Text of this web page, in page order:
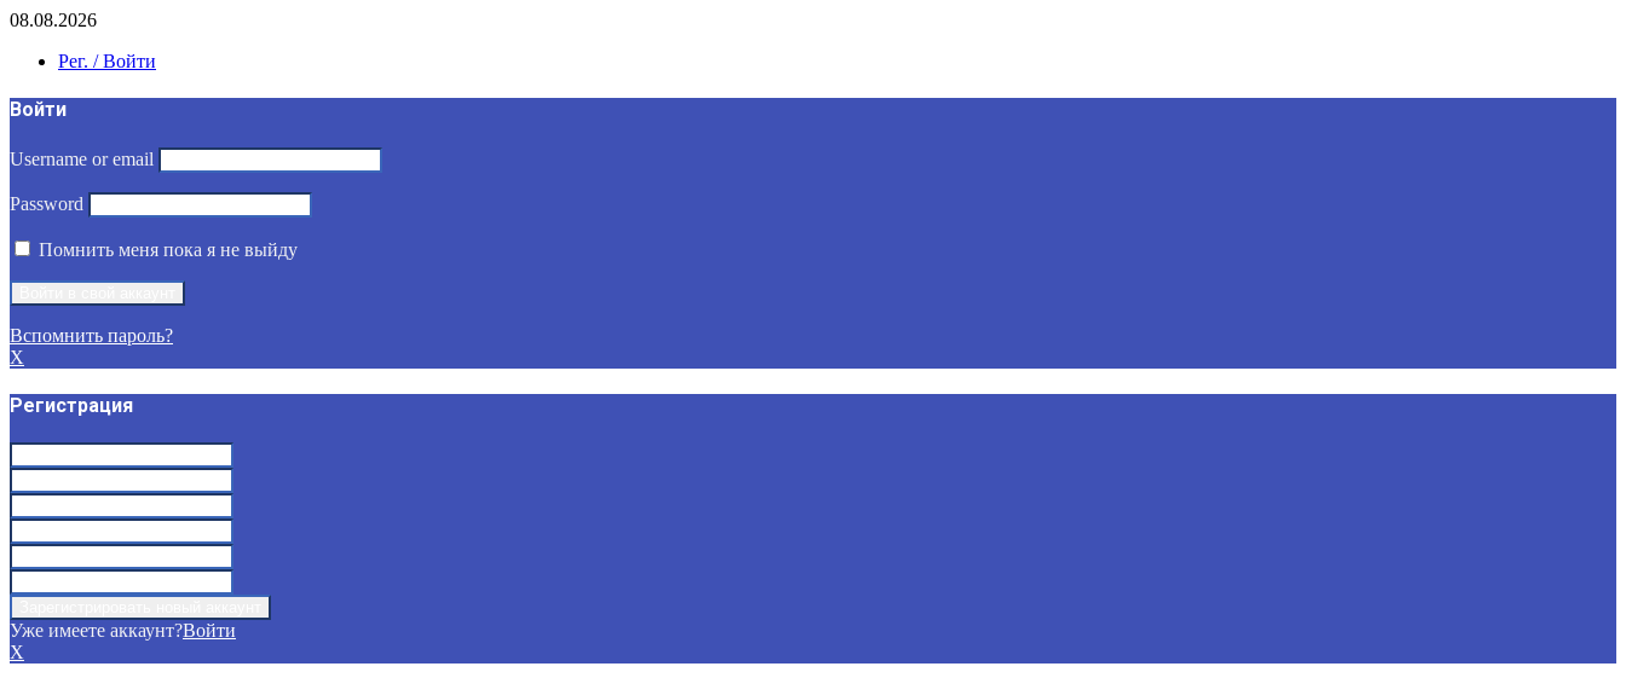
08.08.2026
Рег. / Войти
Войти
Username or email
Password
Помнить меня пока я не выйду
Вспомнить пароль?
X
Регистрация
Уже имеете аккаунт?Войти
X